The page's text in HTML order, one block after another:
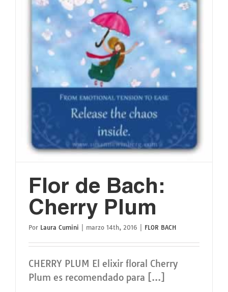
Flor de Bach:
Cherry Plum
Por Laura Cumini marzo 14th, 2016 FLOR BACH
CHERRY PLUM El elixir floral Cherry
Plum es recomendado para [...]